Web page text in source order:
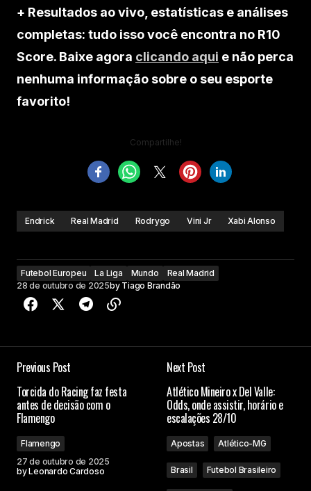
+ Resultados ao vivo, estatísticas e análises
completas: tudo isso você encontra no R10
Score. Baixe agora clicando aqui e não perca
nenhuma informação sobre o seu esporte
favorito!
Compartilhe!
Endrick Real Madrid Rodrygo Vini Jr Xabi Alonso
Futebol Europeu La Liga Mundo
Real Madrid
28 de outubro de 2025by Tiago Brandão
Previous Post
Torcida do Racing faz festa
antes de decisão com o
Flamengo
Flamengo
27 de outubro de 2025
byLeonardo Cardoso
Next Post
Atlético Mineiro x Del Valle:
Odds, onde assistir, horário e
escalações 28/10
Apostas Atlético-MG
Brasil Futebol Brasileiro